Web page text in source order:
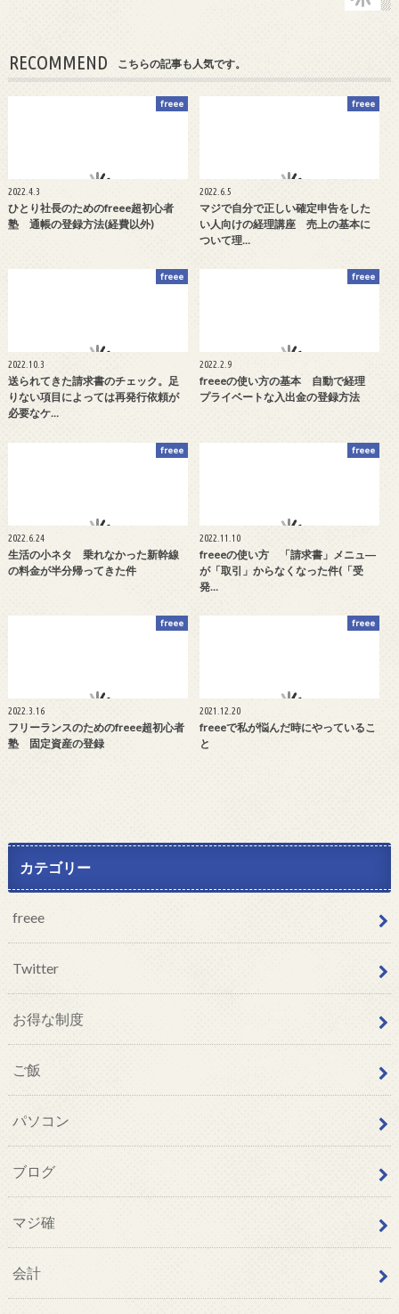
RECOMMEND こちらの記事も人気です。
freee
2022.4.3
ひとり社長のためのfreee超初心者
塾 通帳の登録方法(経費以外)
freee
2022.6.5
マジで自分で正しい確定申告をした
い人向けの経理講座 売上の基本に
ついて理…
freee
2022.10.3
送られてきた請求書のチェック。足
りない項目によっては再発行依頼が
必要なケ…
freee
2022.2.9
freeeの使い方の基本 自動で経理
プライベートな入出金の登録方法
freee
2022.6.24
生活の小ネタ 乗れなかった新幹線
の料金が半分帰ってきた件
freee
2022.11.10
freeeの使い方 「請求書」メニュ―
が「取引」からなくなった件(「受
発…
freee
2022.3.16
フリーランスのためのfreee超初心者
塾 固定資産の登録
freee
2021.12.20
freeeで私が悩んだ時にやっているこ
と
カテゴリー
freee
Twitter
お得な制度
ご飯
パソコン
ブログ
マジ確
会計